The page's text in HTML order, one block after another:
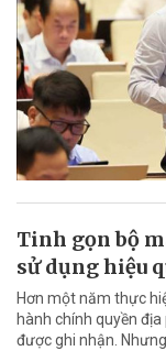
Tinh gọn bộ
sử dụng hiệu
Hơn một năm thực
hành chính quyền
được ghi nhận.